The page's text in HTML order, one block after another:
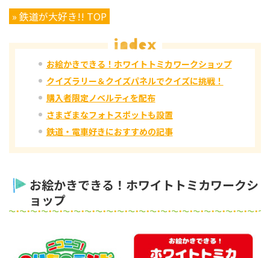
» 鉄道が大好き!! TOP
お絵かきできる！ホワイトトミカワークショップ
クイズラリー＆クイズパネルでクイズに挑戦！
購入者限定ノベルティを配布
さまざまなフォトスポットも設置
鉄道・電車好きにおすすめの記事
お絵かきできる！ホワイトトミカワークシ
ョップ